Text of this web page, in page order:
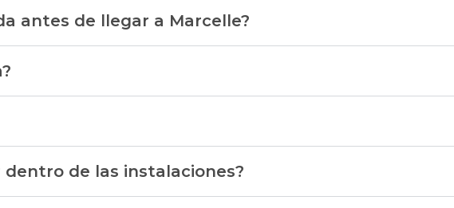
antes de llegar a Marcelle?
de las instalaciones?